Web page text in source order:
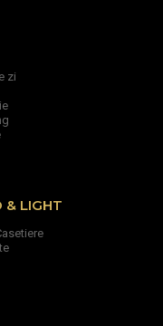
zi
& LIGHT